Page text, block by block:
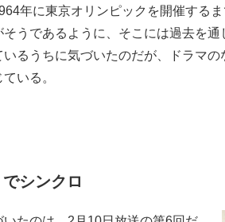
年に東京オリンピックを開催する
うであるように、そこには過去を
るうちに気づいたのだが、ドラマ
いる。
でシンクロ